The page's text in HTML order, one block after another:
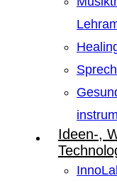
Ideen-,